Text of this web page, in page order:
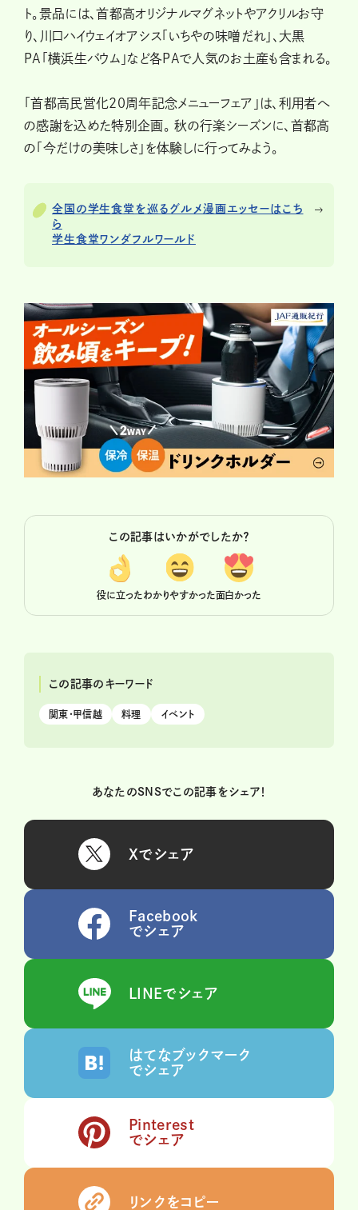
ト。景品には、首都高オリジナルマグネットやアクリルお守
り、川口ハイウェイオアシス「いちやの味噌だれ」、大黒
PA「横浜生バウム」など各PAで人気のお土産も含まれる。
「首都高民営化20周年記念メニューフェア」は、利用者へ
の感謝を込めた特別企画。 秋の行楽シーズンに、首都高
の「今だけの美味しさ」を体験しに行ってみよう。
全国の学生食堂を巡るグルメ漫画エッセーはこち
ら
学生食堂ワンダフルワールド
この記事はいかがでしたか？
役に立ったわかりやすかった面白かった
この記事のキーワード
関東・甲信越 料理 イベント
あなたのSNSでこの記事をシェア！
Xでシェア
Facebook
でシェア
LINEでシェア
はてなブックマーク
でシェア
Pinterest
でシェア
リンクをコピー